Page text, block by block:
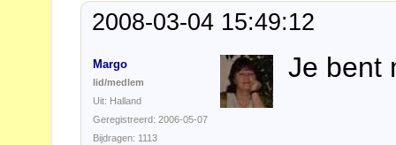
2008-03-04 15:49:12
Margo
lid/medlem
Uit: Halland
Geregistreerd: 2006-05-07
Bijdragen: 1113
Je bent